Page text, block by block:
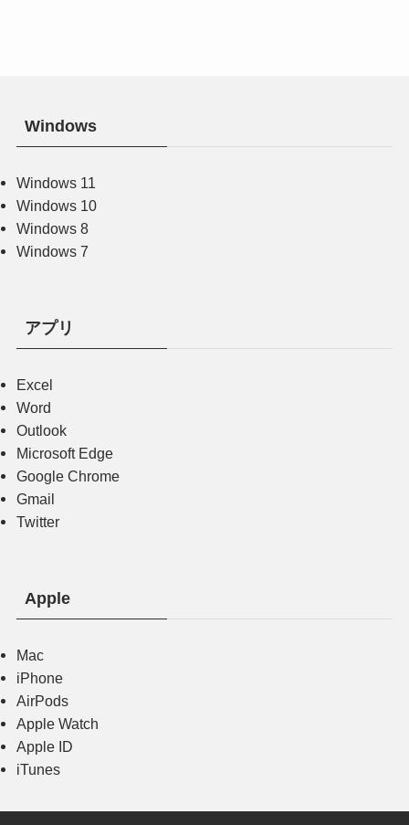
Windows
Windows 11
Windows 10
Windows 8
Windows 7
アプリ
Excel
Word
Outlook
Microsoft Edge
Google Chrome
Gmail
Twitter
Apple
Mac
iPhone
AirPods
Apple Watch
Apple ID
iTunes